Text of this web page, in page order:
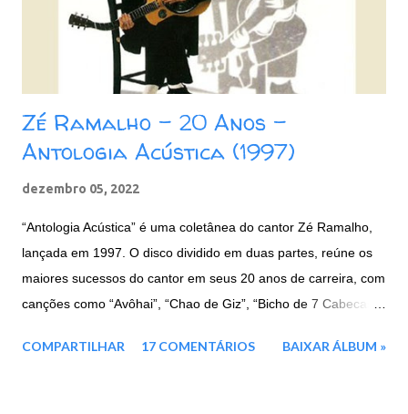
Zé Ramalho - 20 Anos -
Antologia Acústica (1997)
dezembro 05, 2022
“Antologia Acústica” é uma coletânea do cantor Zé Ramalho,
lançada em 1997. O disco dividido em duas partes, reúne os
maiores sucessos do cantor em seus 20 anos de carreira, com
canções como “Avôhai”, “Chao de Giz”, “Bicho de 7 Cabecas”,
Beira Mar 04. Vila do Sossego 05. Canção Agalopada 06. A
COMPARTILHAR 17 COMENTÁRIOS BAIXAR ÁLBUM »